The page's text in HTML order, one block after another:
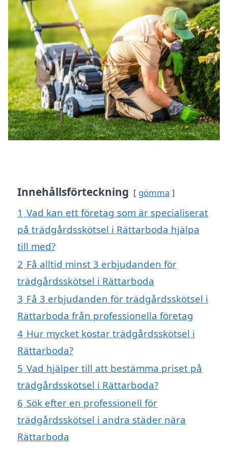
Innehållsförteckning gömma
1 Vad kan ett företag som är specialiserat
på trädgårdsskötsel i Rättarboda hjälpa
till med?
2 Få alltid minst 3 erbjudanden för
trädgårdsskötsel i Rättarboda
3 Få 3 erbjudanden för trädgårdsskötsel i
Rättarboda från professionella företag
4 Hur mycket kostar trädgårdsskötsel i
Rättarboda?
5 Vad hjälper till att bestämma priset på
trädgårdsskötsel i Rättarboda?
6 Sök efter en professionell för
trädgårdsskötsel i andra städer nära
Rättarboda